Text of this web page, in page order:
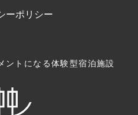
ーポリシー
ントになる体験型宿泊施設